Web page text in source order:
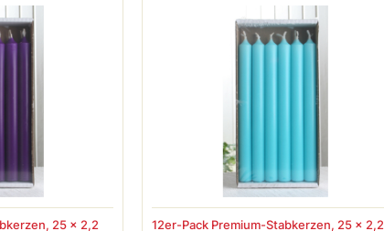
25 x 2,2 12er-Pack Premium-Stabkerzen, 25 x 2,2